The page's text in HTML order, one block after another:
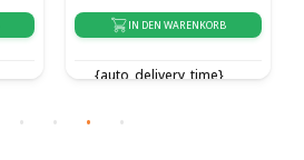
IN DEN WARENKORB
{auto_delivery_time}